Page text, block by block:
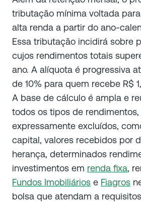
tributação mínima voltada
alta renda a partir do ano-
Essa tributação incidirá sobre
cujos rendimentos totais
ano. A alíquota é progressiva
de 10% para quem recebe R$
A base de cálculo é ampla e
todos os tipos de
expressamente excluídos,
capital, valores recebidos por
herança, determinados
investimentos em renda fixa,
Fundos Imobiliários e Fiagros
bolsa que atendam a